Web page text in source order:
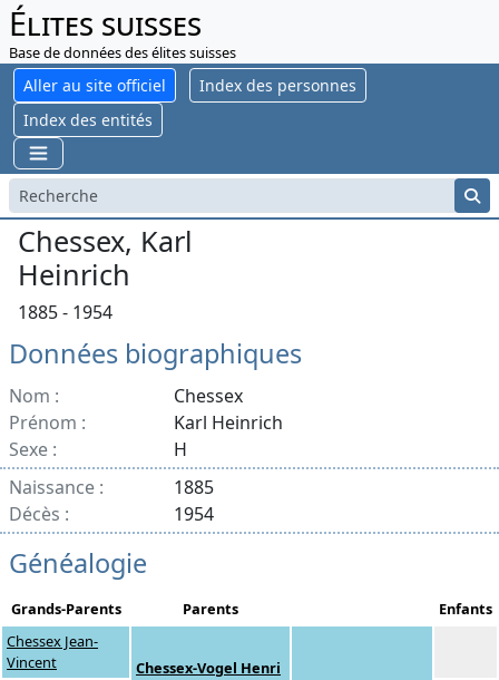
Élites suisses
Base de données des élites suisses
Aller au site officiel
Index des personnes
Index des entités
Chessex, Karl
Heinrich
1885 - 1954
Données biographiques
Nom :
Chessex
Prénom :
Karl Heinrich
Sexe :
H
Naissance :
1885
Décès :
1954
Généalogie
Grands-Parents Parents
Enfants
Chessex Jean-
Vincent
Chessex-Vogel Henri